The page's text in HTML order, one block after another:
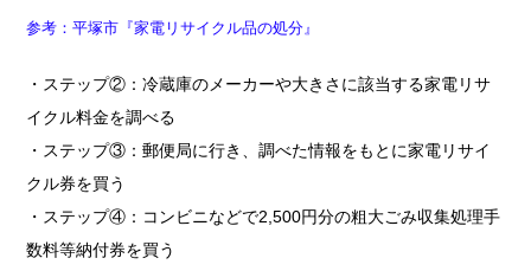
参考：平塚市『家電リサイクル品の処分』
・ステップ②：冷蔵庫のメーカーや大きさに該当する家電リサ
イクル料金を調べる
・ステップ③：郵便局に行き、調べた情報をもとに家電リサイ
クル券を買う
・ステップ④：コンビニなどで2,500円分の粗大ごみ収集処理手
数料等納付券を買う